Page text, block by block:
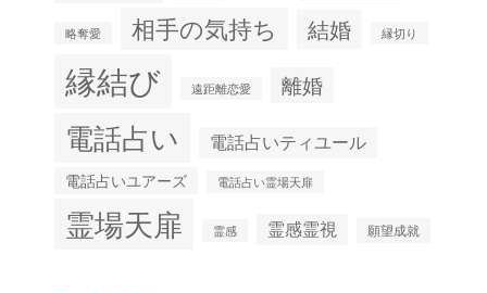
略奪愛 相手の気持ち 結婚 縁切り
縁結び 遠距離恋愛 離婚
電話占い 電話占いティユール
電話占いユアーズ 電話占い霊場天扉
霊場天扉 霊感 霊感霊視 願望成就